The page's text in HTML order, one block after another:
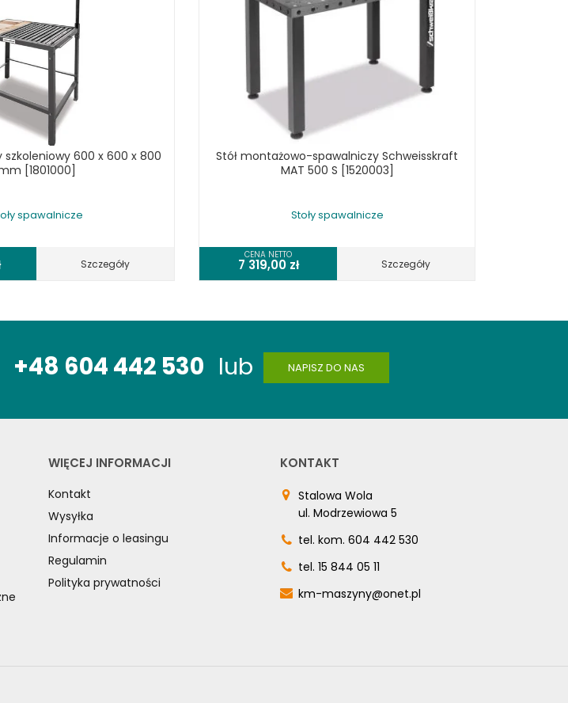
szkoleniowy 600 x 600 x 800
[1801000]
spawalnicze
Szczegóły
Stół montażowo-spawalniczy Schweisskraft
MAT 500 S [1520003]
Stoły spawalnicze
CENA NETTO
7 319,00 zł Szczegóły
+48 604 442 530 lub NAPISZ DO NAS
WIĘCEJ INFORMACJI
Kontakt
Wysyłka
Informacje o leasingu
Regulamin
Polityka prywatności
KONTAKT
Stalowa Wola
ul. Modrzewiowa 5
tel. kom. 604 442 530
tel. 15 844 05 11
km-maszyny@onet.pl